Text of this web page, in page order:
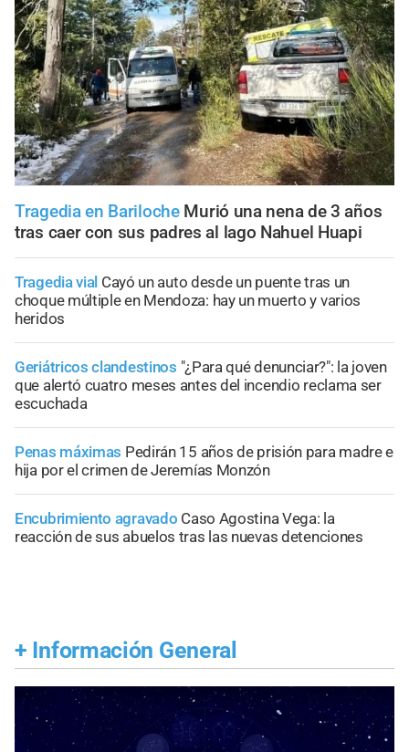
Tragedia en Bariloche Murió una nena de 3 años
tras caer con sus padres al lago Nahuel Huapi
Tragedia vial Cayó un auto desde un puente tras un
choque múltiple en Mendoza: hay un muerto y varios
heridos
Geriátricos clandestinos "¿Para qué denunciar?": la joven
que alertó cuatro meses antes del incendio reclama ser
escuchada
Penas máximas Pedirán 15 años de prisión para madre e
hija por el crimen de Jeremías Monzón
Encubrimiento agravado Caso Agostina Vega: la
reacción de sus abuelos tras las nuevas detenciones
+ Información General